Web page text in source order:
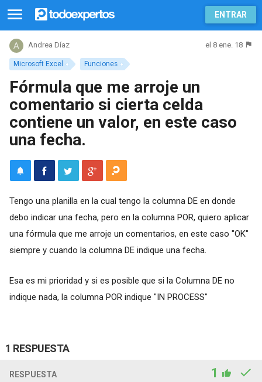
ENTRAR
Microsoft Excel Funciones
Andrea Díaz el 8 ene. 18
Fórmula que me arroje un
comentario si cierta celda
contiene un valor, en este caso
una fecha.
Tengo una planilla en la cual tengo la columna DE en donde
debo indicar una fecha, pero en la columna POR, quiero aplicar
una fórmula que me arroje un comentarios, en este caso "OK"
siempre y cuando la columna DE indique una fecha.
Esa es mi prioridad y si es posible que si la Columna DE no
indique nada, la columna POR indique "IN PROCESS"
1 RESPUESTA
RESPUESTA 1